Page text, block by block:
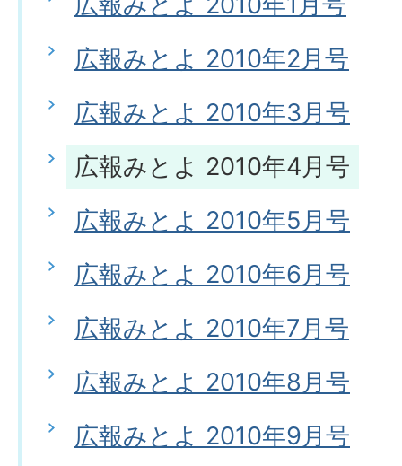
広報みとよ 2010年2月号
広報みとよ 2010年3月号
広報みとよ 2010年4月号
広報みとよ 2010年5月号
広報みとよ 2010年6月号
広報みとよ 2010年7月号
広報みとよ 2010年8月号
広報みとよ 2010年9月号